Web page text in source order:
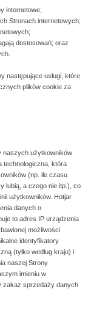
internetowe;
Stronach internetowych;
dostosowań; oraz
następujące usługi, które
plików cookie za
naszych użytkowników
technologiczna, która
(np. ile czasu
lubią, a czego nie itp.), co
użytkowników. Hotjar
danych o
to adres IP urządzenia
możliwości
identyfikatory
(tylko według kraju) i
naszej Strony
imieniu w
zakaz sprzedaży danych